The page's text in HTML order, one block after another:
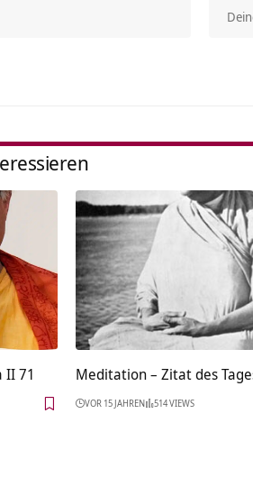
II 71 Meditation – Zitat des
VOR 15 JAHREN 514 VIEWS